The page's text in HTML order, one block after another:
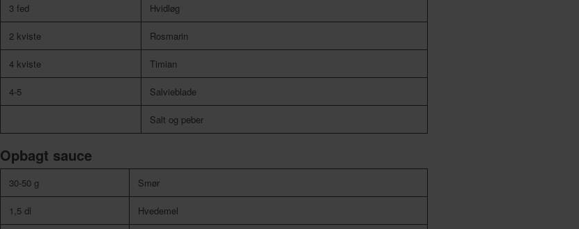
3 fed Hvidløg
2 kviste Rosmarin
4 kviste Timian
4-5 Salvieblade
Salt og peber
Opbagt sauce
30-50 g Smør
1,5 dl Hvedemel